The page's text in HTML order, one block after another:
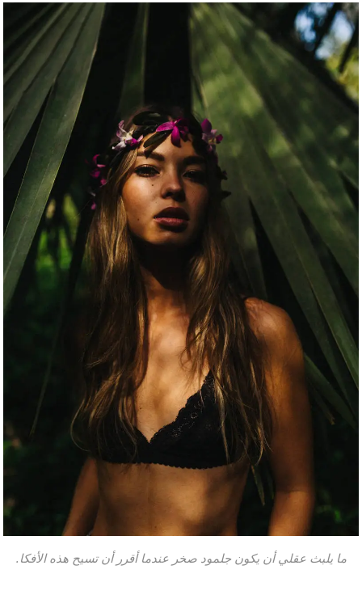
ما يلبث عقلي أن يكون جلمود صخر عندما أقرر أن تسيح هذه الأفكا.